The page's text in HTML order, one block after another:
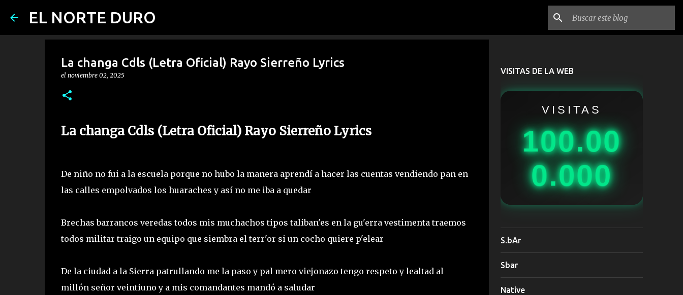
EL NORTE DURO
La changa Cdls (Letra Oficial) Rayo Sierreño Lyrics
el noviembre 02, 2025
La changa Cdls (Letra Oficial) Rayo Sierreño Lyrics
De niño no fui a la escuela porque no hubo la manera aprendí a hacer las cuentas vendiendo pan en
las calles empolvados los huaraches y así no me iba a quedar
Brechas barrancos veredas todos mis muchachos tipos taliban'es en la gu'erra vestimenta traemos
todos militar traigo un equipo que siembra el terr'or si un cocho quiere p'elear
De la ciudad a la Sierra patrullando me la paso y pal mero viejonazo tengo respeto y lealtad al
millón señor veintiuno y a mis comandantes mandó a saludar
VISITAS DE LA WEB
VISITAS
100.00
0.000
S.bAr
Sbar
Native